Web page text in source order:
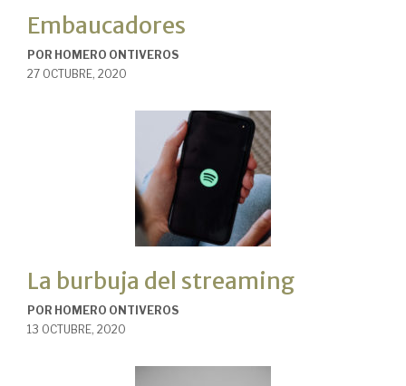
Embaucadores
POR HOMERO ONTIVEROS
27 OCTUBRE, 2020
La burbuja del streaming
POR HOMERO ONTIVEROS
13 OCTUBRE, 2020